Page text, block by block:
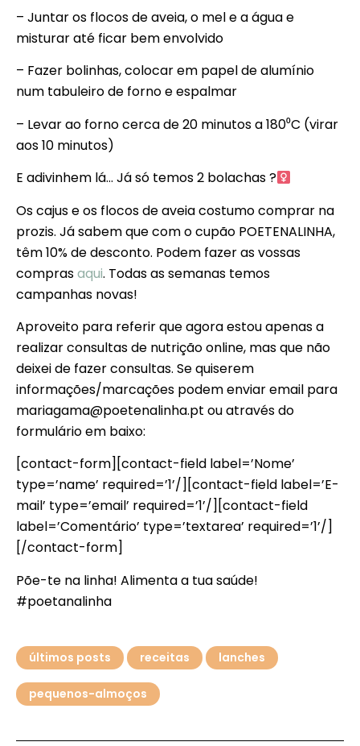
– Juntar os flocos de aveia, o mel e a água e
misturar até ficar bem envolvido
– Fazer bolinhas, colocar em papel de alumínio
num tabuleiro de forno e espalmar
– Levar ao forno cerca de 20 minutos a 180⁰C (virar
aos 10 minutos)
E adivinhem lá… Já só temos 2 bolachas ?‍
Os cajus e os flocos de aveia costumo comprar na
prozis. Já sabem que com o cupão POETENALINHA,
têm 10% de desconto. Podem fazer as vossas
comprasaqui. Todas as semanas temos
campanhas novas!
Aproveito para referir que agora estou apenas a
realizar consultas de nutrição online, mas que não
deixei de fazer consultas. Se quiserem
informações/marcações podem enviar email para
mariagama@poetenalinha.pt ou através do
formulário em baixo:
[contact-form][contact-field label=’Nome’
type=’name’ required=’1’/][contact-field label=’E-
mail’ type=’email’ required=’1’/][contact-field
label=’Comentário’ type=’textarea’ required=’1’/]
[/contact-form]
Põe-te na linha! Alimenta a tua saúde!
#poetanalinha
últimos posts receitas lanches
pequenos-almoços